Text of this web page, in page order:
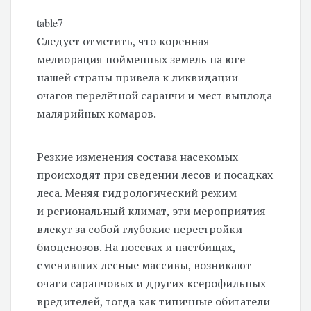
table7
Следует отметить, что коренная
мелиорация пойменных земель на юге
нашей страны привела к ликвидации
очагов перелётной саранчи и мест выплода
малярийных комаров.
Резкие изменения состава насекомых
происходят при сведении лесов и посадках
леса. Меняя гидрологический режим
и региональный климат, эти мероприятия
влекут за собой глубокие перестройки
биоценозов. На посевах и пастбищах,
сменивших лесные массивы, возникают
очаги саранчовых и других ксерофильных
вредителей, тогда как типичные обитатели